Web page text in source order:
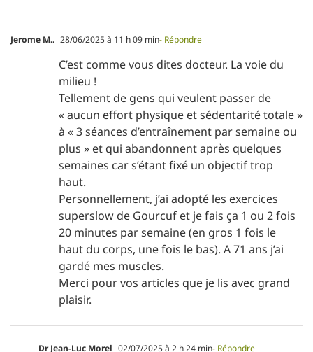
Jerome M.. 28/06/2025 à 11 h 09 min- Répondre
C’est comme vous dites docteur. La voie du
milieu !
Tellement de gens qui veulent passer de
« aucun effort physique et sédentarité totale »
à « 3 séances d’entraînement par semaine ou
plus » et qui abandonnent après quelques
semaines car s’étant fixé un objectif trop
haut.
Personnellement, j’ai adopté les exercices
superslow de Gourcuf et je fais ça 1 ou 2 fois
20 minutes par semaine (en gros 1 fois le
haut du corps, une fois le bas). A 71 ans j’ai
gardé mes muscles.
Merci pour vos articles que je lis avec grand
plaisir.
Dr Jean-Luc Morel 02/07/2025 à 2 h 24 min- Répondre